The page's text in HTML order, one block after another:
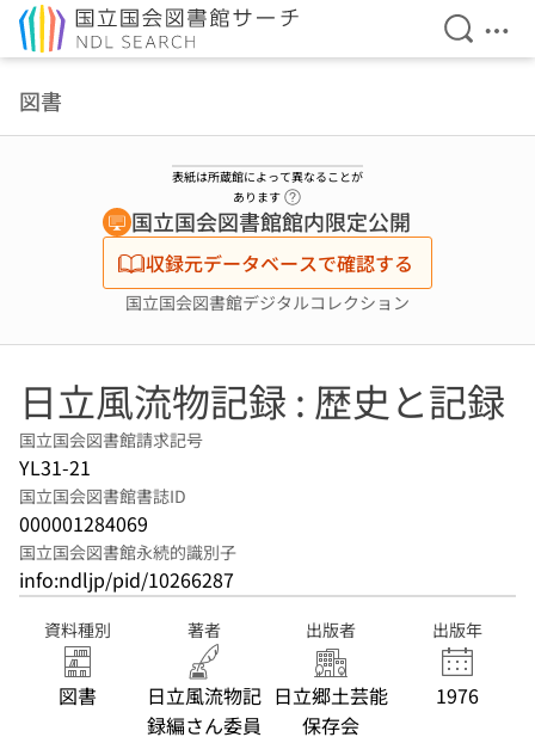
検索を
メ
図書
表紙は所蔵館によって異なることが
あります
国立国会図書館館内限定公開
収録元データベースで確認する
国立国会図書館デジタルコレクション
日立風流物記録 : 歴史と記録
国立国会図書館請求記号
YL31-21
国立国会図書館書誌ID
000001284069
国立国会図書館永続的識別子
info:ndljp/pid/10266287
資料種別
図書
著者
日立風流物記
録編さん委員
出版者
日立郷土芸能
保存会
出版年
1976